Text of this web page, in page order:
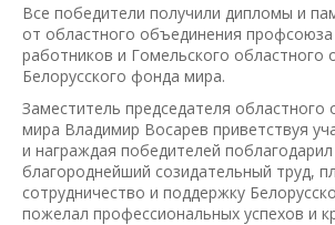
Все победители получили дипломы и
от областного объединения профсоюза
работников и Гомельского областного
Белорусского фонда мира.
Заместитель председателя областного
мира Владимир Восарев приветствуя
и награждая победителей поблагодарил
благороднейший созидательный труд,
сотрудничество и поддержку
пожелал профессиональных успехов и